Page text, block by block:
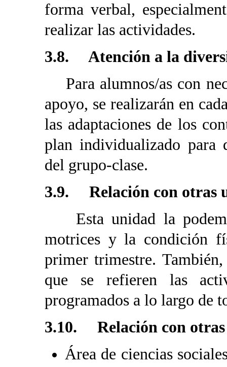
forma verbal,
realizar las actividades.
3.8. Atención a la
Para alumnos/as con
apoyo, se realizarán en
las adaptaciones de los
plan individualizado para
del grupo-clase.
3.9. Relación con otras
Esta unidad la
motrices y la condición
primer trimestre.
que se refieren las
programados a lo largo de
3.10. Relación con otras
Área de ciencias